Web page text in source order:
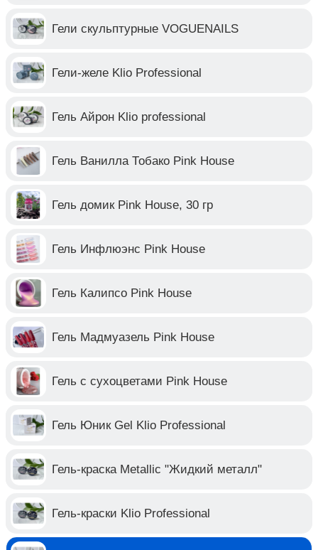
Гели скульптурные VOGUENAILS
Гели-желе Klio Professional
Гель Айрон Klio professional
Гель Ванилла Тобако Pink House
Гель домик Pink House, 30 гр
Гель Инфлюэнс Pink House
Гель Калипсо Pink House
Гель Мадмуазель Pink House
Гель с сухоцветами Pink House
Гель Юник Gel Klio Professional
Гель-краска Metallic "Жидкий металл"
Гель-краски Klio Professional